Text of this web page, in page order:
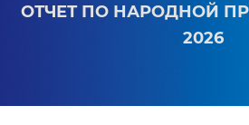
ОТЧЕТ ПО НАРОДНОЙ
2026